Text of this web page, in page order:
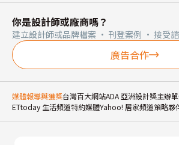
你是設計師或廠商嗎？
建立設計師或品牌檔案 · 刊登案例 · 接受
廣告合作
媒體報導與獲獎台灣百大網站ADA 亞洲設計獎主辦
ETtoday 生活頻道特約媒體Yahoo! 居家頻道策略夥